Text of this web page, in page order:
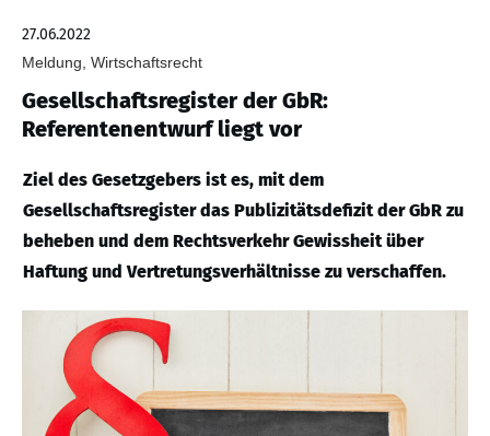
27.06.2022
Meldung, Wirtschaftsrecht
Gesellschaftsregister der GbR:
Referentenentwurf liegt vor
Ziel des Gesetzgebers ist es, mit dem
Gesellschaftsregister das Publizitätsdefizit der GbR zu
beheben und dem Rechtsverkehr Gewissheit über
Haftung und Vertretungsverhältnisse zu verschaffen.